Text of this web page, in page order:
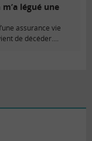
légué une
assurance vie
de décéder....